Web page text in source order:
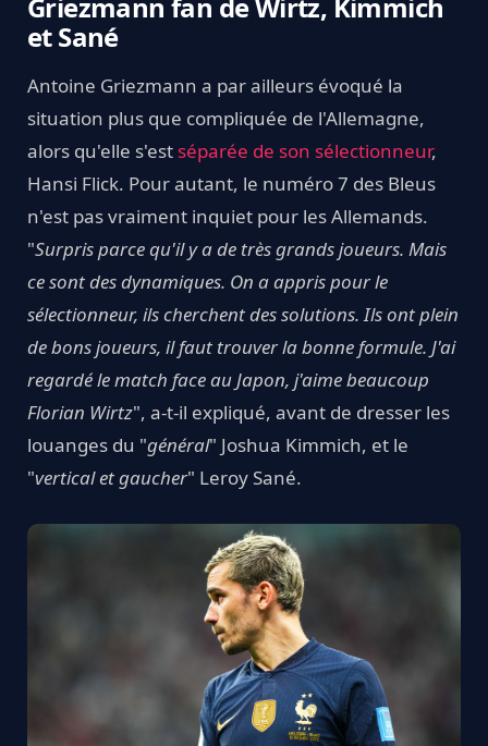
et Sané
Antoine Griezmann a par ailleurs évoqué la
situation plus que compliquée de l'Allemagne,
alors qu'elle s'est séparée de son sélectionneur,
Hansi Flick. Pour autant, le numéro 7 des Bleus
n'est pas vraiment inquiet pour les Allemands.
"Surpris parce qu'il y a de très grands joueurs. Mais
ce sont des dynamiques. On a appris pour le
sélectionneur, ils cherchent des solutions. Ils ont plein
de bons joueurs, il faut trouver la bonne formule. J'ai
regardé le match face au Japon, j'aime beaucoup
Florian Wirtz", a-t-il expliqué, avant de dresser les
louanges du "général" Joshua Kimmich, et le
"vertical et gaucher" Leroy Sané.